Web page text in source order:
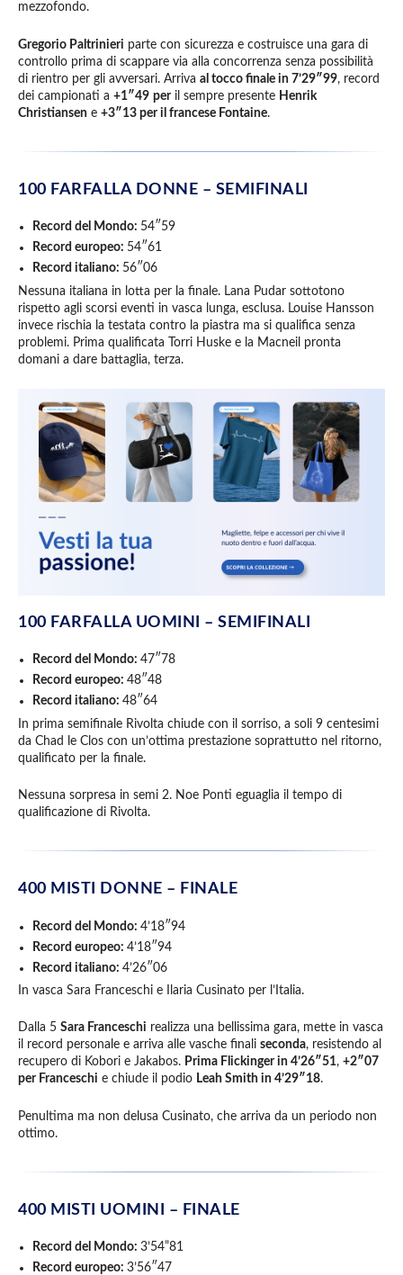
mezzofondo.
Gregorio Paltrinieri parte con sicurezza e costruisce una gara di
controllo prima di scappare via alla concorrenza senza possibilità
di rientro per gli avversari. Arriva al tocco finale in 7’29″99, record
dei campionati a +1″49 peril sempre presente Henrik
Christiansen e +3″13 per il francese Fontaine.
100 FARFALLA DONNE – SEMIFINALI
Record del Mondo: 54″59
Record europeo: 54″61
Record italiano: 56″06
Nessuna italiana in lotta per la finale. Lana Pudar sottotono
rispetto agli scorsi eventi in vasca lunga, esclusa. Louise Hansson
invece rischia la testata contro la piastra ma si qualifica senza
problemi. Prima qualificata Torri Huske e la Macneil pronta
domani a dare battaglia, terza.
100 FARFALLA UOMINI – SEMIFINALI
Record del Mondo: 47″78
Record europeo: 48″48
Record italiano: 48″64
In prima semifinale Rivolta chiude con il sorriso, a soli 9 centesimi
da Chad le Clos con un’ottima prestazione soprattutto nel ritorno,
qualificato per la finale.
Nessuna sorpresa in semi 2. Noe Ponti eguaglia il tempo di
qualificazione di Rivolta.
400 MISTI DONNE – FINALE
Record del Mondo: 4’18″94
Record europeo: 4’18″94
Record italiano: 4’26″06
In vasca Sara Franceschi e Ilaria Cusinato per l’Italia.
Dalla 5 Sara Franceschi realizza una bellissima gara, mette in vasca
il record personale e arriva alle vasche finali seconda, resistendo al
recupero di Kobori e Jakabos. Prima Flickinger in 4’26″51, +2″07
per Franceschi e chiude il podio Leah Smith in 4’29″18.
Penultima ma non delusa Cusinato, che arriva da un periodo non
ottimo.
400 MISTI UOMINI – FINALE
Record del Mondo: 3’54”81
Record europeo: 3’56″47